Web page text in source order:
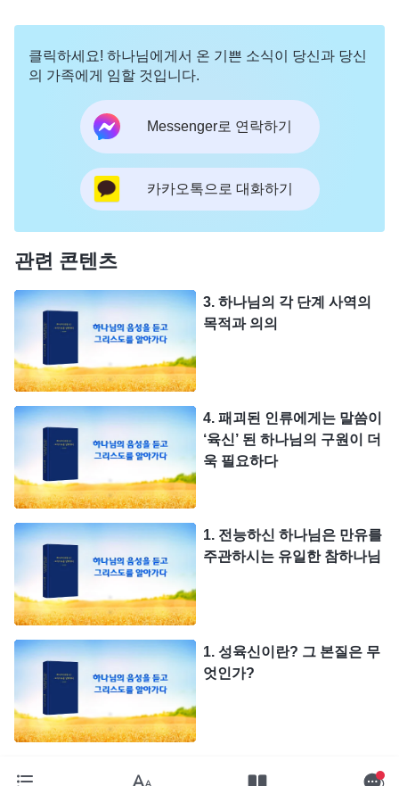
과 교계에서 하는 이 말을 우리가 어떻게 분별해야 합니까?
클릭하세요! 하나님에게서 온 기쁜 소식이 당신과 당신
의 가족에게 임할 것입니다.
Messenger로 연락하기
카카오톡으로 대화하기
관련 콘텐츠
3. 하나님의 각 단계 사역의
목적과 의의
4. 패괴된 인류에게는 말씀이
‘육신’ 된 하나님의 구원이 더
욱 필요하다
1. 전능하신 하나님은 만유를
주관하시는 유일한 참하나님
1. 성육신이란? 그 본질은 무
엇인가?